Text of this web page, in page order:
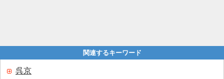
関連するキーワード
呉京